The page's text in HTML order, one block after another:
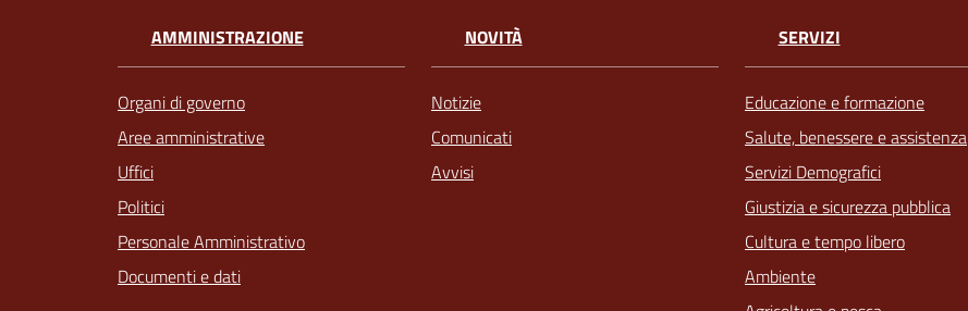
AMMINISTRAZIONE
Organi di governo
Aree amministrative
Uffici
Politici
Personale Amministrativo
Documenti e dati
NOVITÀ
Notizie
Comunicati
Avvisi
SERVIZI
Educazione e formazione
Salute, benessere e assistenza
Servizi Demografici
Giustizia e sicurezza pubblica
Cultura e tempo libero
Ambiente